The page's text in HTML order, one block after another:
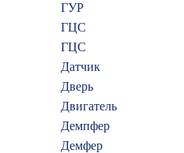
ГУР
ГЦC
ГЦС
Датчик
Дверь
Двигатель
Демпфер
Демфер